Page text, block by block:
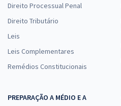
Direito Processual Penal
Direito Tributário
Leis
Leis Complementares
Remédios Constitucionais
PREPARAÇÃO A MÉDIO E A